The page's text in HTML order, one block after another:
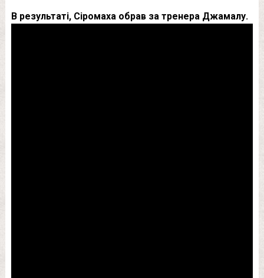
В результаті, Сіромаха обрав за тренера Джамалу.